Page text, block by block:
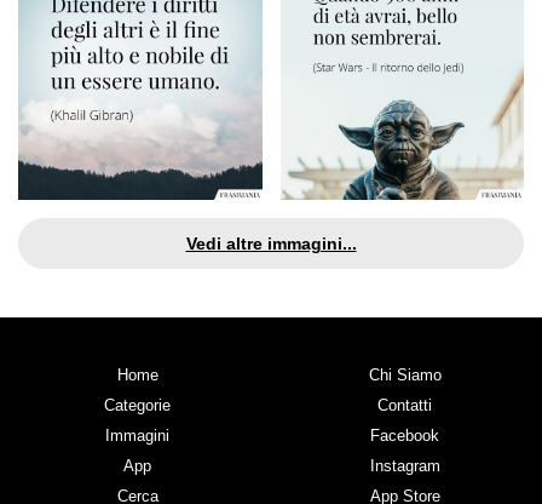
Vedi altre immagini...
Home
Categorie
Immagini
App
Cerca
Chi Siamo
Contatti
Facebook
Instagram
App Store